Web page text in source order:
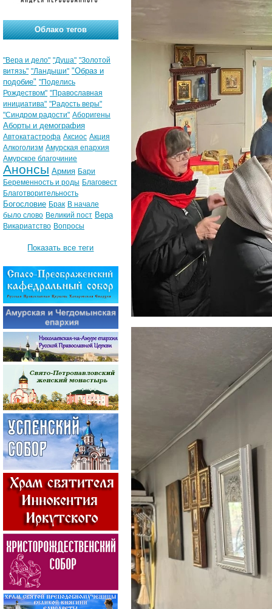
Облако тегов
"Вера и дело" "Душа" "Золотой
витязь" "Ландыши" "Образ и
подобие" "Поделись
Рождеством" "Православная
инициатива" "Радость веры"
"Синдром радости" Аборигены
Аборты и демография
Автокатастрофа Аксиос Акция
Алкоголизм Амурская епархия
Амурское благочиние
Анонсы Армия Бари
Беременность и роды Благовест
Благотворительность
Богословие Брак В начале
было слово Великий пост Вера
Викариатство Вопросы
Показать все теги